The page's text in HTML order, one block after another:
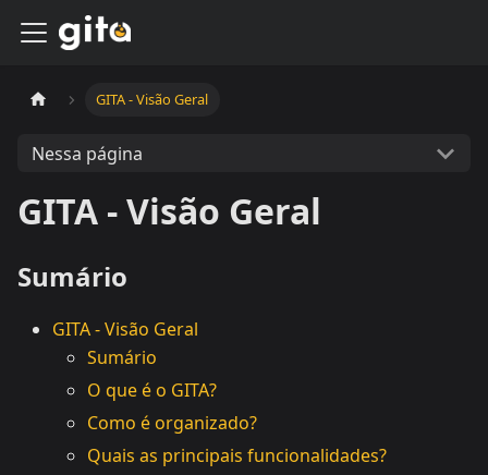
GITA - Visão Geral
Nessa página
GITA - Visão Geral
Sumário
GITA - Visão Geral
Sumário
O que é o GITA?
Como é organizado?
Quais as principais funcionalidades?